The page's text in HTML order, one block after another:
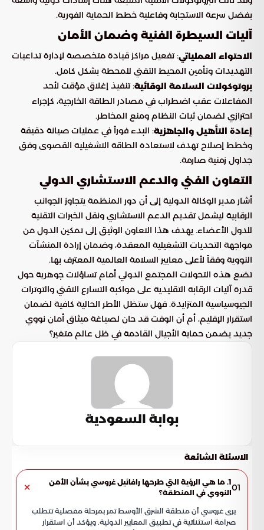
بفضل سرعة الاستجابة وفاعلية خطط الحماية الفورية.
آليات السيطرة الفنية وضمان الأمان
الاحتواء العملياتي: تفعيل مراكز قيادة متخصصة لإدارة تداعيات
التهديدات وتأمين المحيط التقني للمحطة بشكل كامل.
بروتوكولات السلامة الوقائية: تنفيذ إغلاق مؤقت لأحد
المفاعلات عقب اضطراب في مصادر الطاقة الخارجية، كإجراء
احترازي لضمان ثبات النظام ومنع المخاطر.
إعادة التأهيل والجاهزية: البدء فوراً في عمليات صيانة دقيقة
وخطط إصلاح تهدف لاستعادة الطاقة التشغيلية القصوى وفق
جداول زمنية صارمة.
التعاون الفني والدعم الاستشاري الدولي
أشار مدير الوكالة الدولية إلى أن دور المنظمة يتجاوز الجوانب
الرقابية ليشمل تقديم الدعم الاستشاري ونقل الخبرات التقنية
للدول الأعضاء. يهدف هذا التعاون الوثيق إلى تمكين الدول من
مواجهة التحديات التشغيلية المعقدة، وضمان إرادة المنشآت
النووية وفقاً لأعلى معايير السلامة العالمية المعترف بها.
تضع هذه التحولات المجتمع الدولي أمام تساؤلات جوهرية حول
قدرة آليات الرقابة التقليدية على مواكبة التسارع التقني والتوترات
الجيوسياسية المتزايدة. فهل ستظل الأطر الحالية كافية لضمان
استقرار الإقليم، أم أن الوقت قد حان لصياغة ميثاق أمان نووي
جديد يضمن حماية الأجيال القادمة في ظل عالم متغير؟
بوابة السعودية
الاسئلة الشائعة
01 1. ما هي الرؤية التي طرحها رافائيل غروسي بشأن الأمن
النووي في المنطقة؟
يرى غروسي أن منطقة الشرق الأوسط تمر بمرحلة مفصلية تتطلب
صرامة استثنائية في تطبيق المعايير الدولية. ويؤكد أن استقرار